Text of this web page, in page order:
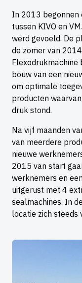
In 2013 begonnen
tussen KIVO en
werd gevoeld. De
de zomer van
bouw van een
om optimale
producten
druk stond.
Na vijf maanden
van meerdere
nieuwe
2015 van start
werknemers en
uitgerust met 4
sealmachines. In
locatie zich steeds